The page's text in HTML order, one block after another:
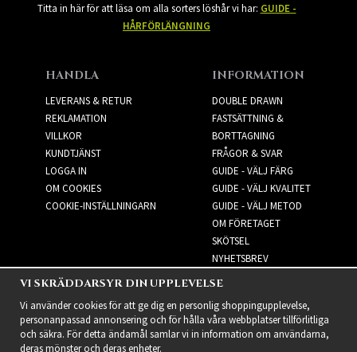
Titta in här för att läsa om alla sorters löshår vi har: GUIDE -
HÅRFÖRLÄNGNING
HANDLA
LEVERANS & RETUR
REKLAMATION
VILLKOR
KUNDTJÄNST
LOGGA IN
OM COOKIES
COOKIE-INSTÄLLNINGARN
INFORMATION
DOUBLE DRAWN
FASTSÄTTNING &
BORTTAGNING
FRÅGOR & SVAR
GUIDE - VÄLJ FÄRG
GUIDE - VÄLJ KVALITET
GUIDE - VÄLJ METOD
OM FÖRETAGET
SKÖTSEL
NYHETSBREV
NYHETSBREV
VI SKRÄDDARSYR DIN UPPLEVELSE
Vi använder cookies för att ge dig en personlig shoppingupplevelse,
personanpassad annonsering och för hålla våra webbplatser tillförlitliga
och säkra. För detta ändamål samlar vi in information om användarna,
deras mönster och deras enheter.